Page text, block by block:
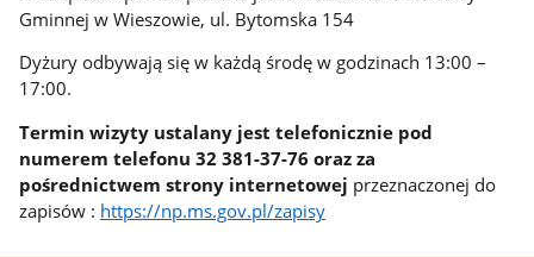
Gminnej w Wieszowie, ul. Bytomska 154
Dyżury odbywają się w każdą środę w godzinach 13:00 –
17:00.
Termin wizyty ustalany jest telefonicznie pod
numerem telefonu 32 381-37-76 oraz za
pośrednictwem strony internetowej przeznaczonej do
zapisów : https://np.ms.gov.pl/zapisy